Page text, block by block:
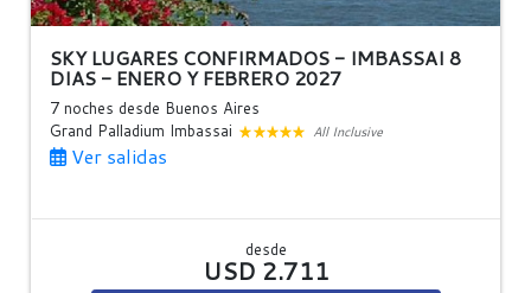
SKY LUGARES CONFIRMADOS - IMBASSAI 8
DIAS - ENERO Y FEBRERO 2027
7 noches desde Buenos Aires
Grand Palladium Imbassai
All Inclusive
Ver salidas
desde
USD 2.711